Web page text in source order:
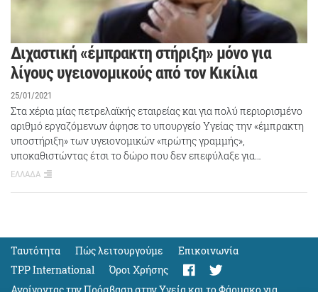
Διχαστική «έμπρακτη στήριξη» μόνο για
λίγους υγειονομικούς από τον Κικίλια
25/01/2021
Στα χέρια μίας πετρελαϊκής εταιρείας και για πολύ περιορισμένο
αριθμό εργαζόμενων άφησε το υπουργείο Υγείας την «έμπρακτη
υποστήριξη» των υγειονομικών «πρώτης γραμμής»,
υποκαθιστώντας έτσι το δώρο που δεν επεφύλαξε για…
ΕΛΛΑΔΑ
Ταυτότητα Πώς λειτουργούμε
Eπικοινωνία
TPP International
Όροι Χρήσης